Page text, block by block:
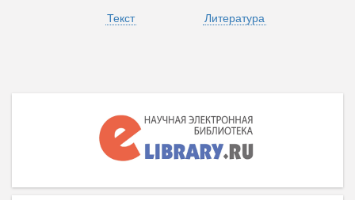
Текст
Литература